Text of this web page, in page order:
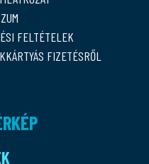
FELTÉTELEK
FIZETÉSRŐL